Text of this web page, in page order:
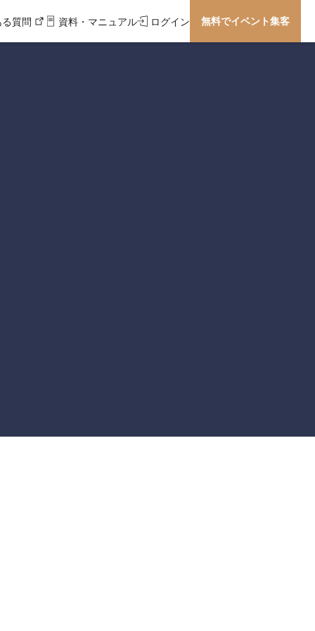
る質問 資料・マニュアル ログイン 無料でイベント集客